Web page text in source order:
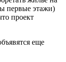
первые этажи)
проект
еще